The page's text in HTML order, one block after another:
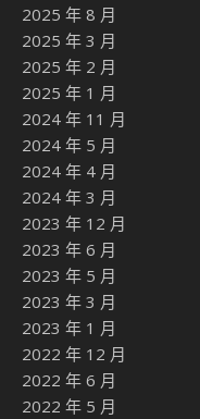
2025 年 8 月
2025 年 3 月
2025 年 2 月
2025 年 1 月
2024 年 11 月
2024 年 5 月
2024 年 4 月
2024 年 3 月
2023 年 12 月
2023 年 6 月
2023 年 5 月
2023 年 3 月
2023 年 1 月
2022 年 12 月
2022 年 6 月
2022 年 5 月